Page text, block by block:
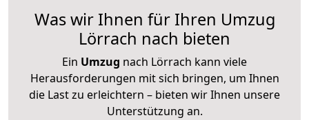
Was wir Ihnen für Ihren Umzug
Lörrach nach bieten
Ein Umzug nach Lörrach kann viele
Herausforderungen mit sich bringen, um Ihnen
die Last zu erleichtern – bieten wir Ihnen unsere
Unterstützung an.